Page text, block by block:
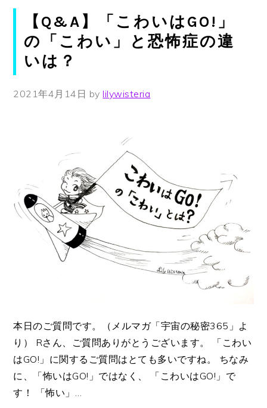
【Q&A】「こわいはGO!」
の「こわい」と恐怖症の違
いは？
2021年4月14日 bylilywisteria
本日のご質問です。（メルマガ「宇宙の秘密365」よ
り） Rさん、ご質問ありがとうございます。 「こわい
はGO!」に関するご質問はとても多いですね。 ちなみ
に、「怖いはGO!」ではなく、 「こわいはGO!」で
す！ 「怖い」…